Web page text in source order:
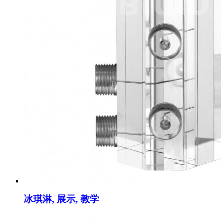
冰琪淋, 展示, 教学